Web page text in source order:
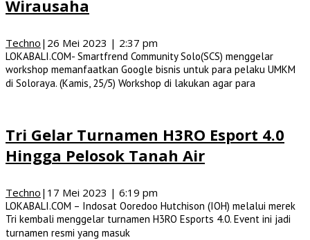
Wirausaha
Techno | 26 Mei 2023 | 2:37 pm
LOKABALI.COM- Smartfrend Community Solo(SCS) menggelar
workshop memanfaatkan Google bisnis untuk para pelaku UMKM
di Soloraya. (Kamis, 25/5) Workshop di lakukan agar para
Tri Gelar Turnamen H3RO Esport 4.0
Hingga Pelosok Tanah Air
Techno | 17 Mei 2023 | 6:19 pm
LOKABALI.COM – Indosat Ooredoo Hutchison (IOH) melalui merek
Tri kembali menggelar turnamen H3RO Esports 4.0. Event ini jadi
turnamen resmi yang masuk